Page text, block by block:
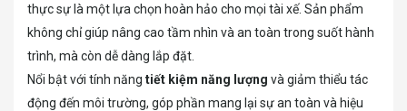
thực sự là một lựa chọn hoàn hảo cho mọi tài xế. Sản phẩm
không chỉ giúp nâng cao tầm nhìn và an toàn trong suốt hành
trình, mà còn dễ dàng lắp đặt.
Nổi bật với tính năng tiết kiệm năng lượng và giảm thiểu tác
động đến môi trường, góp phần mang lại sự an toàn và hiệu